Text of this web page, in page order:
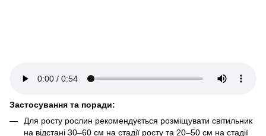
Застосування та поради:
Для росту рослин рекомендується розміщувати світильник
на відстані 30–60 см на стадії росту та 20–50 см на стадії